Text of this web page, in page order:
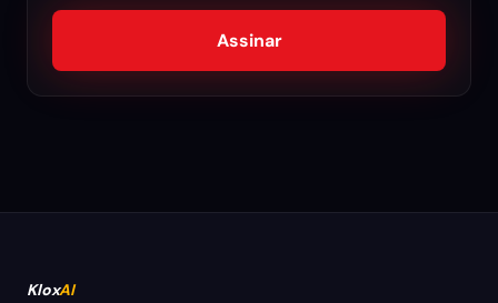
Assinar
KloxAI